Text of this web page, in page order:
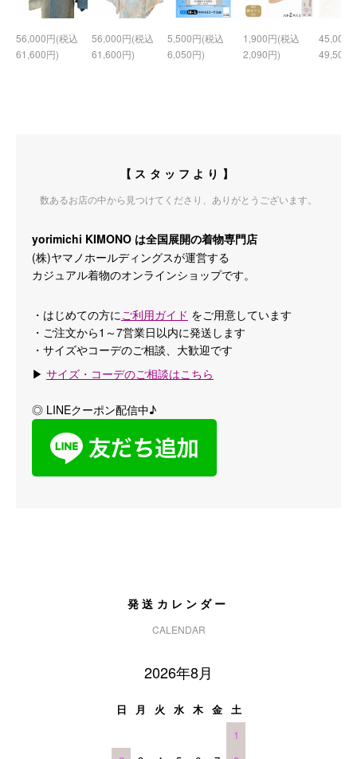
56,000円(税込
61,600円)
56,000円(税込
61,600円)
5,500円(税込
6,050円)
1,900円(税込
2,090円)
45,000
49,500
【スタッフより】
数あるお店の中から見つけてくださり、ありがとうございます。
yorimichi KIMONO は全国展開の着物専門店
(株)ヤマノホールディングスが運営する
カジュアル着物のオンラインショップです。
・はじめての方にご利用ガイド をご用意しています
・ご注文から1～7営業日以内に発送します
・サイズやコーデのご相談、大歓迎です
▶ サイズ・コーデのご相談はこちら
◎ LINEクーポン配信中♪
発送カレンダー
CALENDAR
2026年8月
日 月 火 水 木 金
土
1